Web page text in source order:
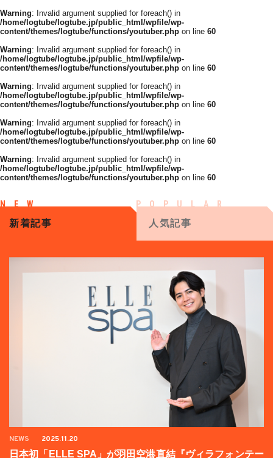
Warning: Invalid argument supplied for foreach() in
/home/logtube/logtube.jp/public_html/wpfile/wp-
content/themes/logtube/functions/youtuber.php on line 60
Warning: Invalid argument supplied for foreach() in
/home/logtube/logtube.jp/public_html/wpfile/wp-
content/themes/logtube/functions/youtuber.php on line 60
Warning: Invalid argument supplied for foreach() in
/home/logtube/logtube.jp/public_html/wpfile/wp-
content/themes/logtube/functions/youtuber.php on line 60
Warning: Invalid argument supplied for foreach() in
/home/logtube/logtube.jp/public_html/wpfile/wp-
content/themes/logtube/functions/youtuber.php on line 60
Warning: Invalid argument supplied for foreach() in
/home/logtube/logtube.jp/public_html/wpfile/wp-
content/themes/logtube/functions/youtuber.php on line 60
新着記事 人気記事
NEWS 2025.11.20
日本初「ELLE SPA」が羽田空港直結『ヴィラフォンテー